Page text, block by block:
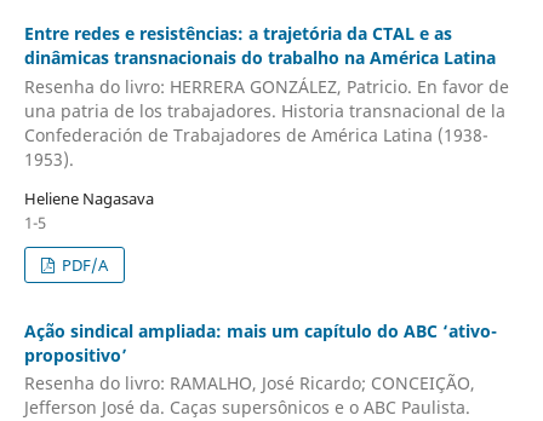
Entre redes e resistências: a trajetória da CTAL e as
dinâmicas transnacionais do trabalho na América Latina
Resenha do livro: HERRERA GONZÁLEZ, Patricio. En favor de
una patria de los trabajadores. Historia transnacional de la
Confederación de Trabajadores de América Latina (1938-
1953).
Heliene Nagasava
1-5
PDF/A
Ação sindical ampliada: mais um capítulo do ABC ‘ativo-
propositivo’
Resenha do livro: RAMALHO, José Ricardo; CONCEIÇÃO,
Jefferson José da. Caças supersônicos e o ABC Paulista.